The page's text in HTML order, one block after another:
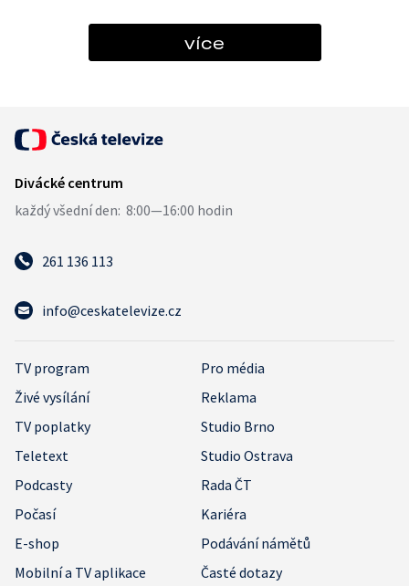
více
261 136 113
info@ceskatelevize.cz
TV program
Pro média
Živé vysílání
Reklama
TV poplatky
Studio Brno
Teletext
Studio Ostrava
Podcasty
Rada ČT
Počasí
Kariéra
E-shop
Podávání námětů
Mobilní a TV aplikace
Časté dotazy